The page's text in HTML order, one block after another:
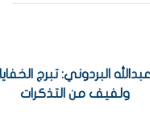
عبدالله البردوني: تبرج
ولفيف من التذكرات